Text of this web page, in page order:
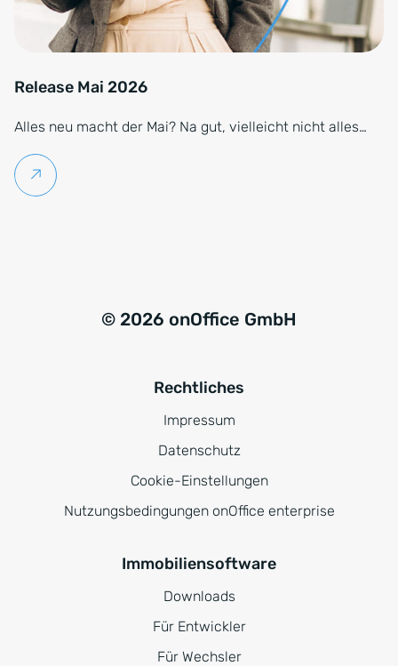
Release Mai 2026
Alles neu macht der Mai? Na gut, vielleicht nicht alles…
Weiterlesen
© 2026 onOffice GmbH
Rechtliches
Impressum
Datenschutz
Cookie-Einstellungen
Nutzungsbedingungen onOffice enterprise
Immobiliensoftware
Downloads
Für Entwickler
Für Wechsler